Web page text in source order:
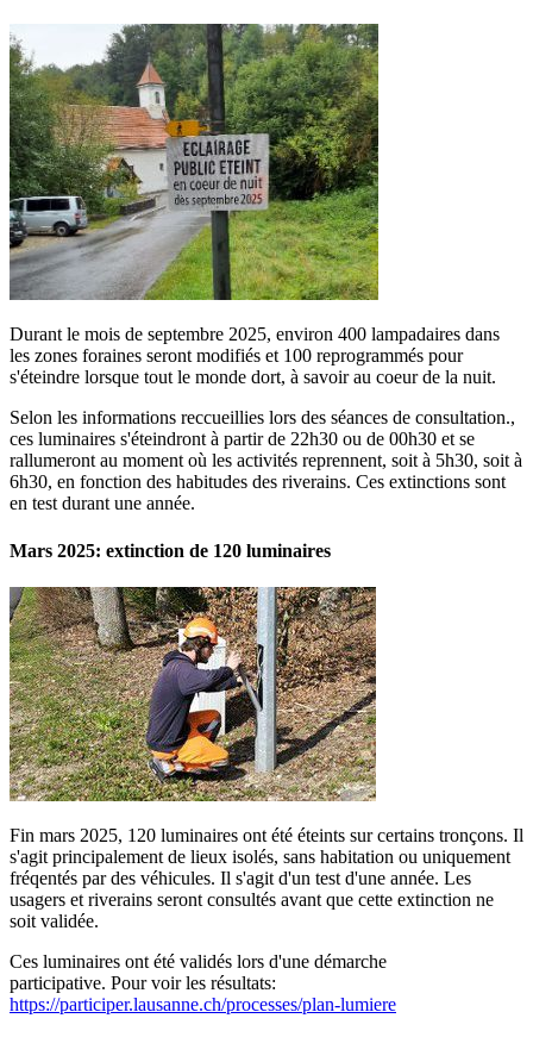
Durant le mois de septembre 2025, environ 400 lampadaires dans
les zones foraines seront modifiés et 100 reprogrammés pour
s'éteindre lorsque tout le monde dort, à savoir au coeur de la nuit.
Selon les informations reccueillies lors des séances de consultation.,
ces luminaires s'éteindront à partir de 22h30 ou de 00h30 et se
rallumeront au moment où les activités reprennent, soit à 5h30, soit à
6h30, en fonction des habitudes des riverains. Ces extinctions sont
en test durant une année.
Mars 2025: extinction de 120 luminaires
Fin mars 2025, 120 luminaires ont été éteints sur certains tronçons. Il
s'agit principalement de lieux isolés, sans habitation ou uniquement
fréqentés par des véhicules. Il s'agit d'un test d'une année. Les
usagers et riverains seront consultés avant que cette extinction ne
soit validée.
Ces luminaires ont été validés lors d'une démarche
participative. Pour voir les résultats:
https://participer.lausanne.ch/processes/plan-lumiere